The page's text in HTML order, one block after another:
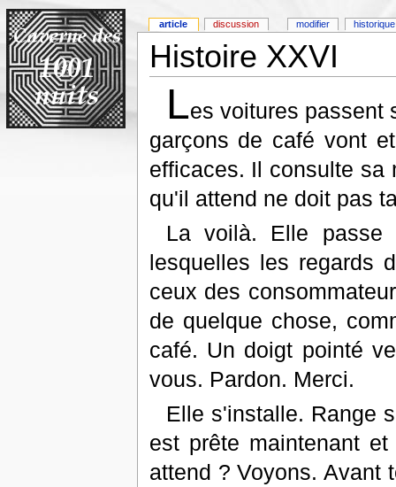
Histoire XXVI
Les voitures passent
garçons de café vont
efficaces. Il consulte sa
qu'il attend ne doit pas
La voilà. Elle passe
lesquelles les regards
ceux des
de quelque chose,
café. Un doigt pointé
vous. Pardon. Merci.
Elle s'installe. Range
est prête maintenant
attend ? Voyons. Avant
article discussion modifier historique